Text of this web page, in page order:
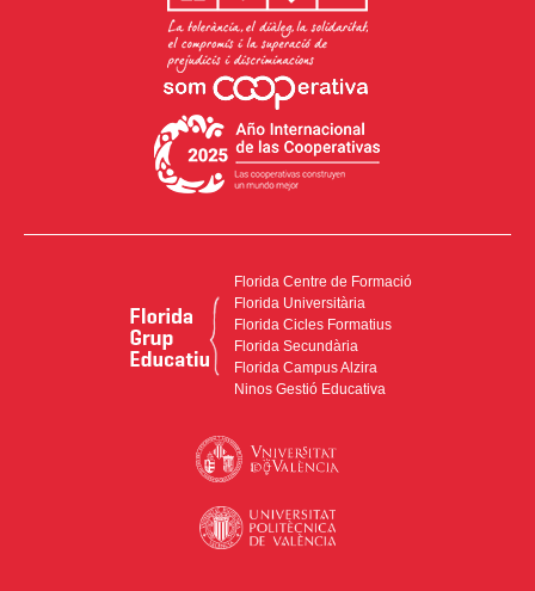
Florida Centre de Formació
Florida Universitària
Florida Cicles Formatius
Florida Secundària
Florida Campus Alzira
Ninos Gestió Educativa